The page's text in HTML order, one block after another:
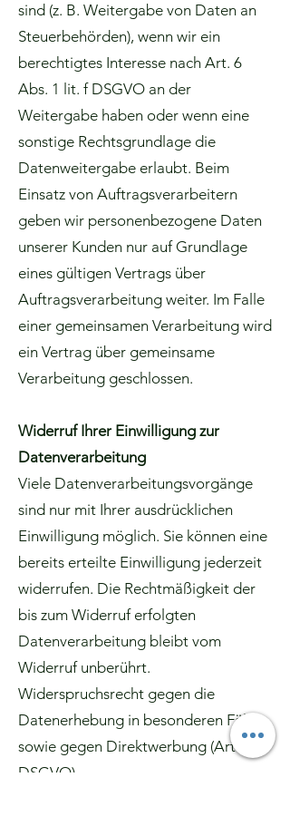
sind (z. B. Weitergabe von Daten an
Steuerbehörden), wenn wir ein
berechtigtes Interesse nach Art. 6
Abs. 1 lit. f DSGVO an der
Weitergabe haben oder wenn eine
sonstige Rechtsgrundlage die
Datenweitergabe erlaubt. Beim
Einsatz von Auftragsverarbeitern
geben wir personenbezogene Daten
unserer Kunden nur auf Grundlage
eines gültigen Vertrags über
Auftragsverarbeitung weiter. Im Falle
einer gemeinsamen Verarbeitung wird
ein Vertrag über gemeinsame
Verarbeitung geschlossen.
Widerruf Ihrer Einwilligung zur
Datenverarbeitung
Viele Datenverarbeitungsvorgänge
sind nur mit Ihrer ausdrücklichen
Einwilligung möglich. Sie können eine
bereits erteilte Einwilligung jederzeit
widerrufen. Die Rechtmäßigkeit der
bis zum Widerruf erfolgten
Datenverarbeitung bleibt vom
Widerruf unberührt.
Widerspruchsrecht gegen die
Datenerhebung in besonderen Fällen
sowie gegen Direktwerbung (Art. 21
DSGVO)